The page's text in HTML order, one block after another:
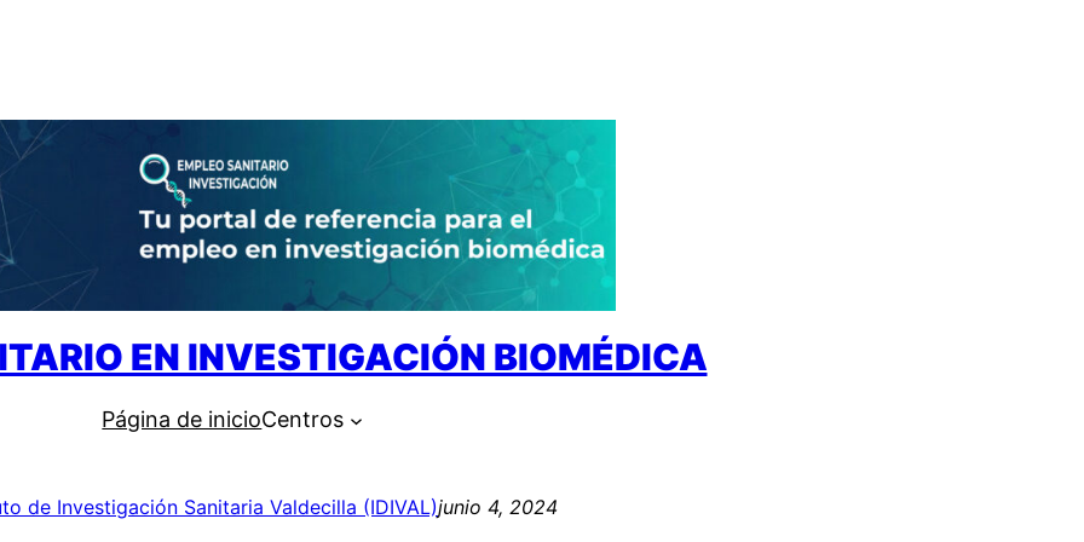
EN INVESTIGACIÓN BIOMÉDICA
Página de inicioCentros
de Investigación Sanitaria Valdecilla (IDIVAL)junio 4, 2024